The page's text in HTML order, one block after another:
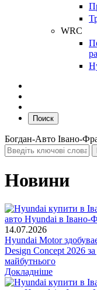
WRC
Поиск
Богдан-Авто Івано-
Новини
14.07.2026
Hyundai Motor
Design Concept 2026 за
майбутнього
Докладніше